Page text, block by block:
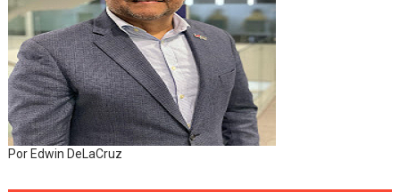
Por Edwin DeLaCruz